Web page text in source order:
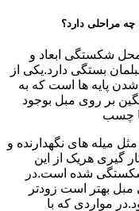
مراحلی دارد؟
شکستگی ابعاد و
بستگی دارد.یکی از
پایه ها است که به
بر روی مبل بوجود
چسب
میله های نگهدارنده و
گیری هریک از این
شده است.در
بهتر است زودتر
مواردی که با